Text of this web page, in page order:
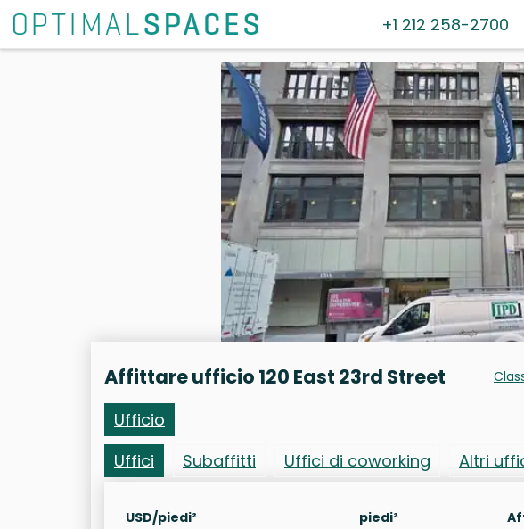
+1 212 258-2700
Affittare ufficio 120 East 23rd Street
Ufficio
Uffici
Subaffitti Uffici di coworking Altri
USD/piedi² piedi²